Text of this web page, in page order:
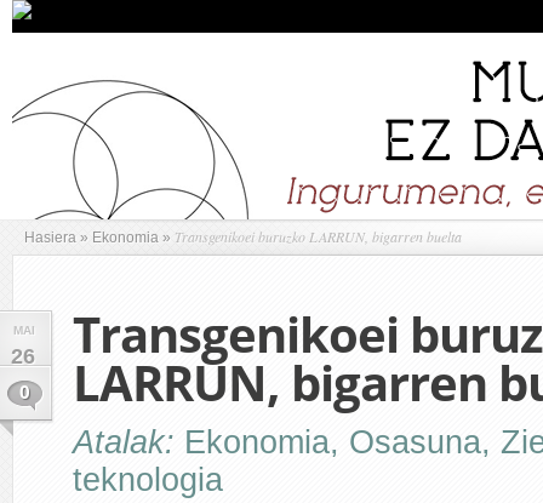
Hasiera » Ekonomia » Transgenikoei buruzko LARRUN, bigarren buelta
MAI
26
0
Transgenikoei
LARRUN, bigarren
Atalak: Ekonomia, Osasuna,
teknologia